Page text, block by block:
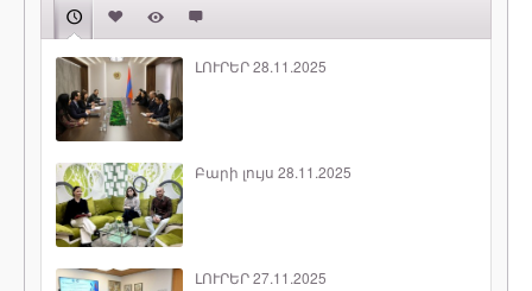
ԼՈՒՐԵՐ 28.11.2025
Բարի լույս 28.11.2025
ԼՈՒՐԵՐ 27.11.2025